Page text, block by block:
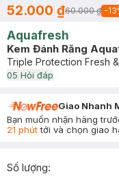
52.000 ₫60.000 ₫ -13
Aquafresh
Kem Đánh Răng
Triple Protection Fresh
05 Hỏi đáp
Giao Nhanh
Bạn muốn nhận hàng
21 phúttới và chọn giao
Số lượng: